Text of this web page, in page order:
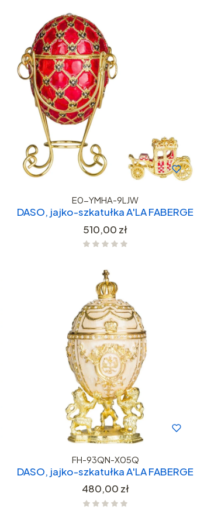
E0-YMHA-9LJW
DASO, jajko-szkatułka A'LA FABERGE
Cena
510,00 zł
FH-93QN-X05Q
DASO, jajko-szkatułka A'LA FABERGE
Cena
480,00 zł